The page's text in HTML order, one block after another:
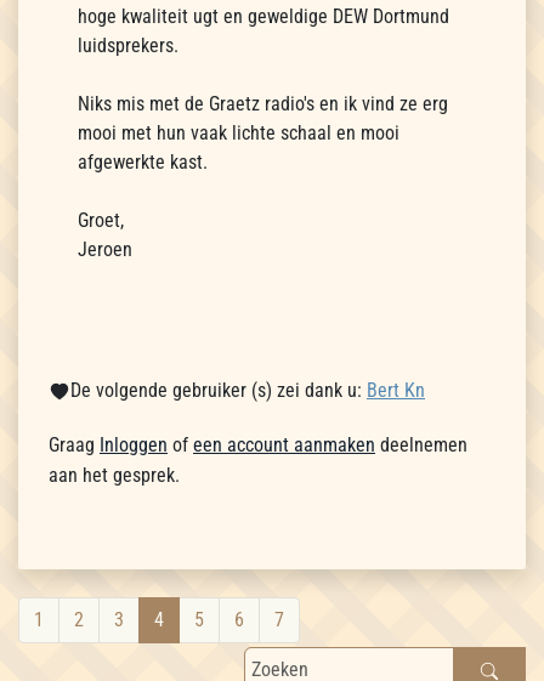
hoge kwaliteit ugt en geweldige DEW Dortmund
luidsprekers.
Niks mis met de Graetz radio's en ik vind ze erg
mooi met hun vaak lichte schaal en mooi
afgewerkte kast.
Groet,
Jeroen
De volgende gebruiker (s) zei dank u: Bert Kn
Graag Inloggen of een account aanmaken deelnemen
aan het gesprek.
1 2 3 4 5 6 7